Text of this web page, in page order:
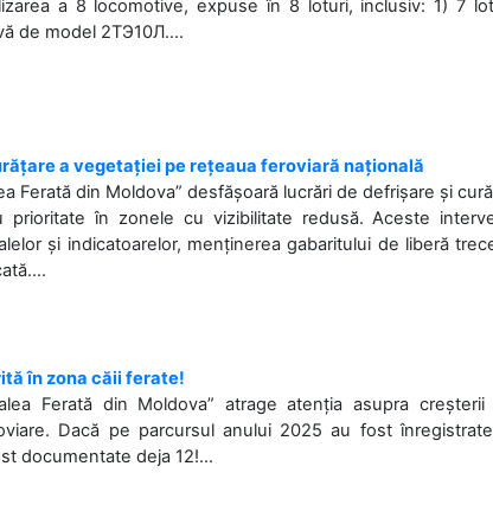
a 8 locomotive, expuse în 8 loturi, inclusiv: 1) 7
de model 2ТЭ10Л....
a vegetației pe rețeaua feroviară națională
Ferată din Moldova” desfășoară lucrări de defrișare și
prioritate în zonele cu vizibilitate redusă. Aceste
și indicatoarelor, menținerea gabaritului de liberă
în zona căii ferate!
Ferată din Moldova” atrage atenția asupra
Dacă pe parcursul anului 2025 au fost
documentate deja 12!...